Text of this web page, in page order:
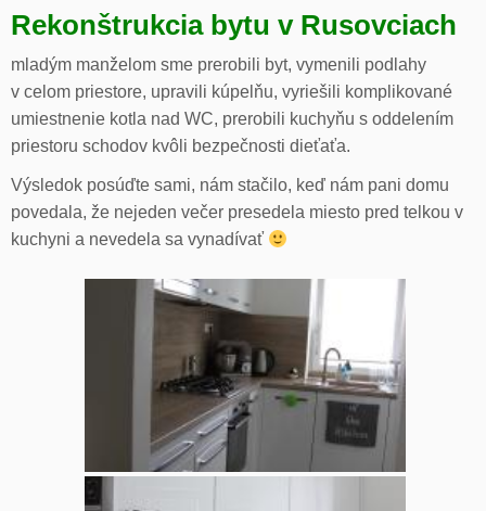
Rekonštrukcia bytu v Rusovciach
mladým manželom sme prerobili byt, vymenili podlahy
v celom priestore, upravili kúpelňu, vyriešili komplikované
umiestnenie kotla nad WC, prerobili kuchyňu s oddelením
priestoru schodov kvôli bezpečnosti dieťaťa.
Výsledok posúďte sami, nám stačilo, keď nám pani domu
povedala, že nejeden večer presedela miesto pred telkou v
kuchyni a nevedela sa vynadívať